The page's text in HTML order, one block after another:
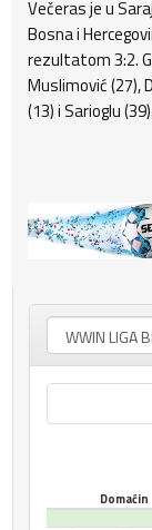
Večeras je u
Bosna i
rezultatom 3:2.
Muslimović (27),
(13) i Sarioglu (39).
Domaćin